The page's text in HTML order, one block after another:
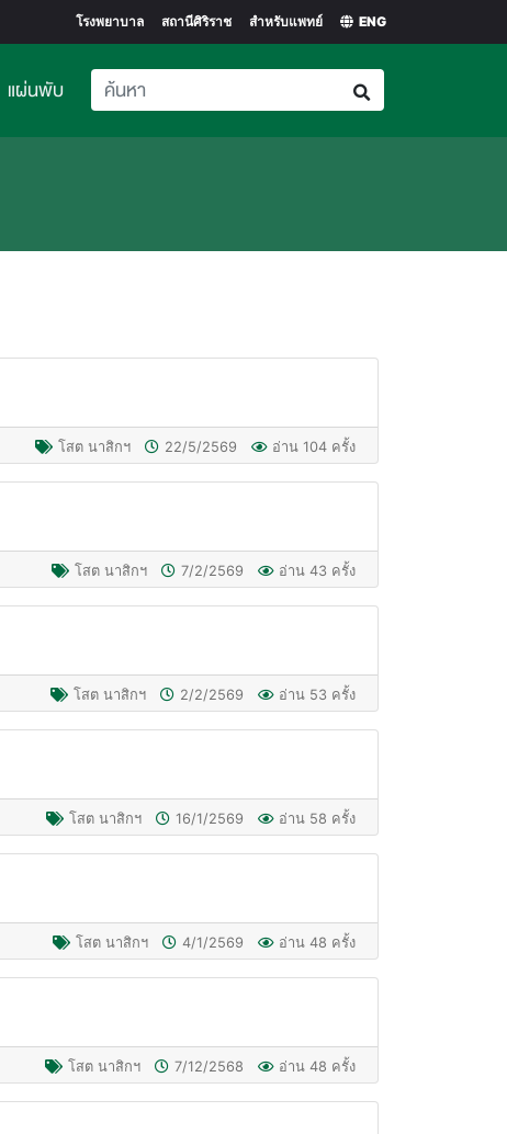
โรงพยาบาล สถานีศิริราช สำหรับแพทย์ ENG
แผ่นพับ
โสต นาสิกฯ 22/5/2569 อ่าน 104 ครั้ง
โสต นาสิกฯ 7/2/2569 อ่าน 43 ครั้ง
โสต นาสิกฯ 2/2/2569 อ่าน 53 ครั้ง
โสต นาสิกฯ 16/1/2569 อ่าน 58 ครั้ง
โสต นาสิกฯ 4/1/2569 อ่าน 48 ครั้ง
โสต นาสิกฯ 7/12/2568 อ่าน 48 ครั้ง